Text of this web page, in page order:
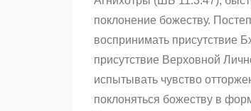
поклонение божеству.
воспринимать присутствие
присутствие Верховной
испытывать чувство
поклоняться божеству в